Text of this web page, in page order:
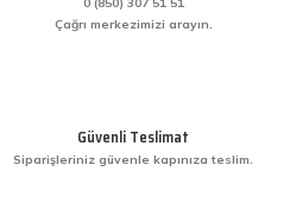
hızlı teslimat ve güvenirlik ne derseniz var.
veriş yaptım. İşine sahip çıkmak ve işini hakkıyla
hızlı teslimat ve güvenirlik ne derseniz var.
Çağrı merkezimizi arayın.
Güvenli Teslimat
Siparişleriniz güvenle kapınıza teslim.